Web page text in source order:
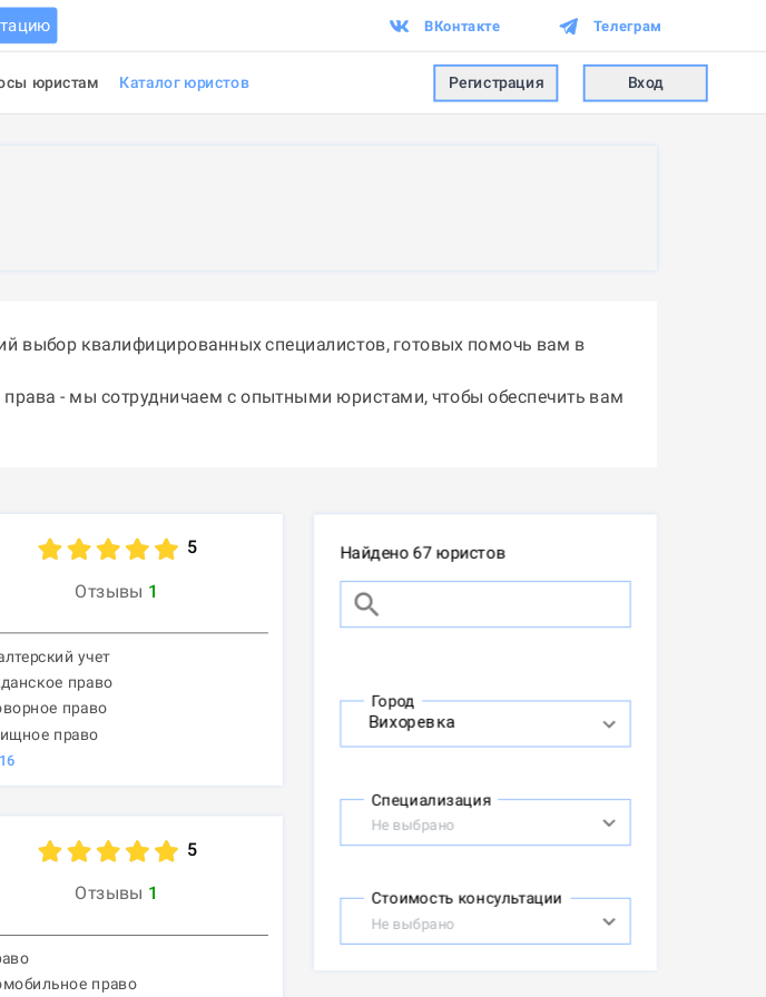
ВКонтакте Телеграм
юристам Каталог юристов Регистрация Вход
выбор квалифицированных специалистов, готовых помочь вам в
- мы сотрудничаем с опытными юристами, чтобы обеспечить вам
5
Отзывы 1
учет
право
право
право
16
5
Отзывы 1
право
Найдено 67 юристов
Город
Специализация
Не выбрано
Стоимость консультации
Не выбрано